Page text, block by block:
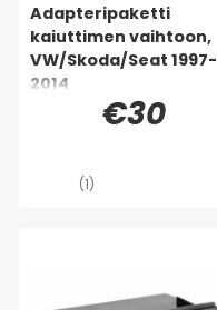
Adapteripaketti
kaiuttimen vaihtoon,
VW/Skoda/Seat 1997-
2014
€30
(1)